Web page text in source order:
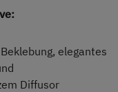
elegantes
Diffusor